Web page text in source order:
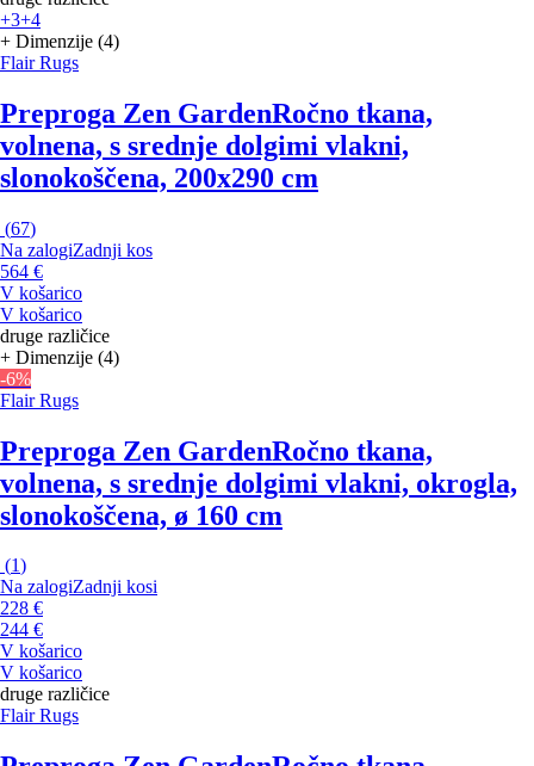
+3+4
+ Dimenzije (4)
Flair Rugs
Preproga Zen GardenRočno tkana,
volnena, s srednje dolgimi vlakni,
slonokoščena, 200x290 cm
(67)
Na zalogiZadnji kos
564 €
V košarico
V košarico
druge različice
+ Dimenzije (4)
-6%
Flair Rugs
Preproga Zen GardenRočno tkana,
volnena, s srednje dolgimi vlakni, okrogla,
slonokoščena, ø 160 cm
(1)
Na zalogiZadnji kosi
228 €
244 €
V košarico
V košarico
druge različice
Flair Rugs